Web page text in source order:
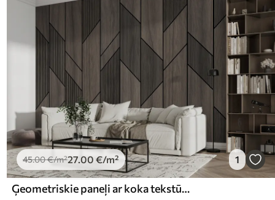
45.00€/m²27.00 €/m² 1
Ģeometriskie paneļi ar koka tekstūru